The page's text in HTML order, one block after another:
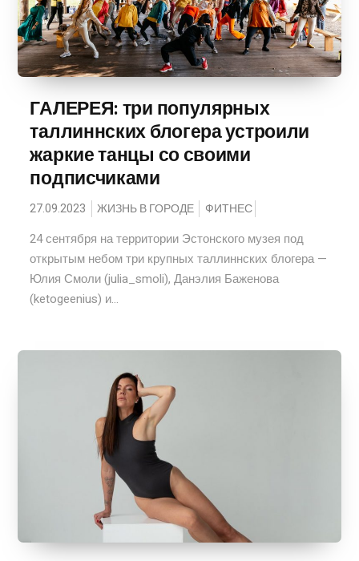
ГАЛЕРЕЯ: три популярных
таллиннских блогера устроили
жаркие танцы со своими
подписчиками
27.09.2023 ЖИЗНЬ В ГОРОДЕ ФИТНЕС
24 сентября на территории Эстонского музея под
открытым небом три крупных таллиннских блогера —
Юлия Смоли (julia_smoli), Данэлия Баженова
(ketogeenius) и...